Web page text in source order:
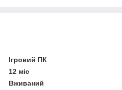
Ігровий ПК
12 міс
Вживаний